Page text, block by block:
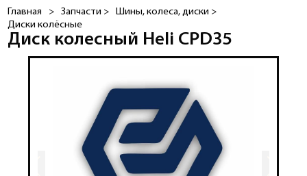
Главная > Запчасти >
Шины, колеса, диски >
Диски колёсные
Диск колесный Heli CPD35